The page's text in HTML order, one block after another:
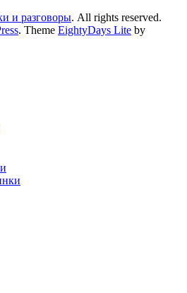
и разговоры. All rights reserved.
. Theme EightyDays Lite by